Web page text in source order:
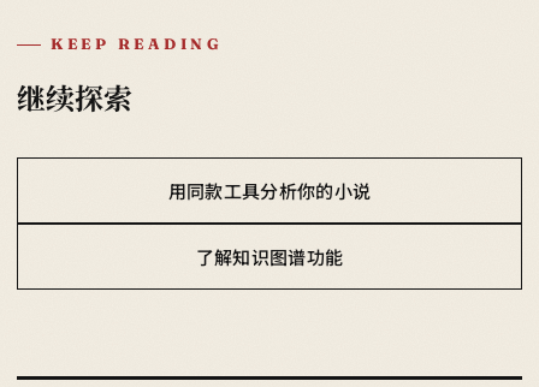
KEEP READING
继续探索
用同款工具分析你的小说
了解知识图谱功能